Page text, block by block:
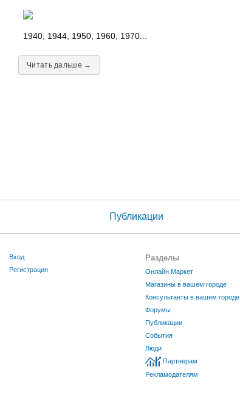
1940, 1944, 1950, 1960, 1970...
Читать дальше →
Публикации
Вход
Регистрация
Разделы
Онлайн Маркет
Магазины в вашем городе
Консультанты в вашем городе
Форумы
Публикации
События
Люди
Партнерам
Рекламодателям